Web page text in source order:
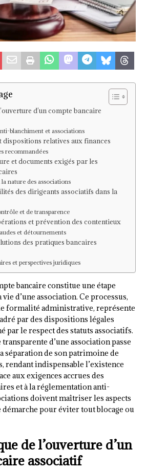
d’un compte bancaire
blanchiment et associations
dispositions relatives aux finances
recommandées
et documents exigés par les
nature des associations
des dirigeants associatifs dans la
et de transparence
et prévention des contentieux
et détournements
des pratiques bancaires
et perspectives juridiques
bancaire constitue une étape
d’une association. Ce processus,
formalité administrative, représente
par des dispositions légales
par le respect des statuts associatifs.
d’une association passe
séparation de son patrimoine de
rendant indispensable l’existence
aux exigences accrues des
et à la réglementation anti-
doivent maîtriser les aspects
pour éviter tout blocage ou
de l’ouverture d’un
associatif